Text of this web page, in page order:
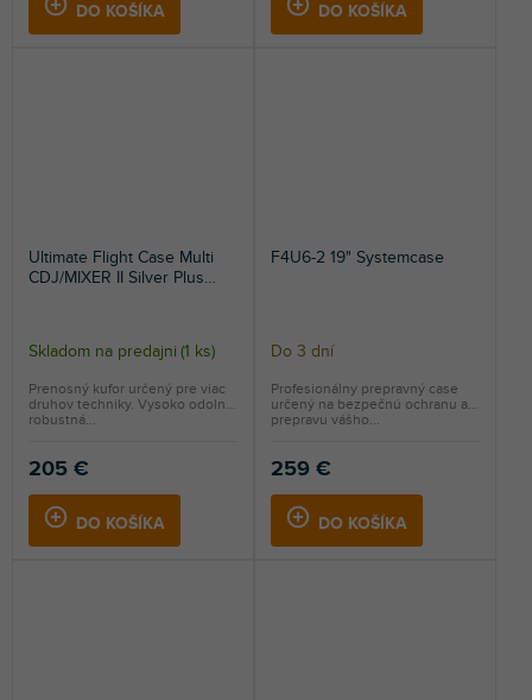
DO KOŠÍKA DO KOŠÍKA
Ultimate Flight Case Multi
CDJ/MIXER II Silver Plus
Skladom na predajni (1 ks)
205 €
DO KOŠÍKA
Prenosný kufor určený pre viac
druhov techniky. Vysoko odolná
robustná...
F4U6-2 19" Systemcase
Do 3 dní
259 €
DO KOŠÍKA
Profesionálny prepravný case
určený na bezpečnú ochranu a
prepravu vášho...